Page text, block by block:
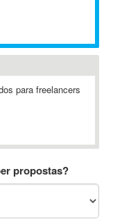
para freelancers
propostas?